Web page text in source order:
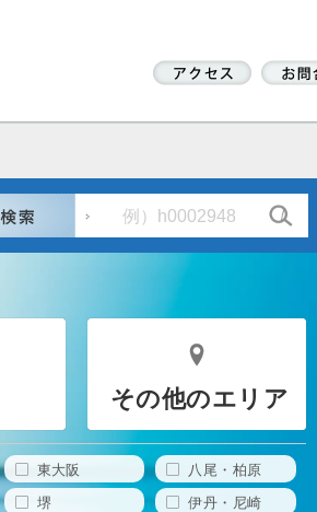
その他のエリア
東大阪
八尾・柏原
堺
伊丹・尼崎